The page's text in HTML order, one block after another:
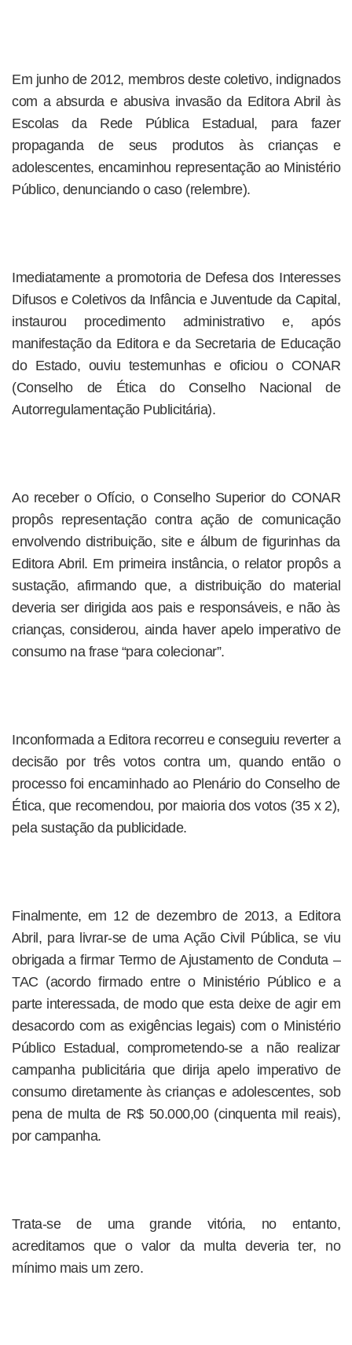
Em junho de 2012, membros deste coletivo, indignados
com a absurda e abusiva invasão da Editora Abril às
Escolas da Rede Pública Estadual, para fazer
propaganda de seus produtos às crianças e
adolescentes, encaminhou representação ao Ministério
Público, denunciando o caso (relembre).
Imediatamente a promotoria de Defesa dos Interesses
Difusos e Coletivos da Infância e Juventude da Capital,
instaurou procedimento administrativo e, após
manifestação da Editora e da Secretaria de Educação
do Estado, ouviu testemunhas e oficiou o CONAR
(Conselho de Ética do Conselho Nacional de
Autorregulamentação Publicitária).
Ao receber o Ofício, o Conselho Superior do CONAR
propôs representação contra ação de comunicação
envolvendo distribuição, site e álbum de figurinhas da
Editora Abril. Em primeira instância, o relator propôs a
sustação, afirmando que, a distribuição do material
deveria ser dirigida aos pais e responsáveis, e não às
crianças, considerou, ainda haver apelo imperativo de
consumo na frase “para colecionar”.
Inconformada a Editora recorreu e conseguiu reverter a
decisão por três votos contra um, quando então o
processo foi encaminhado ao Plenário do Conselho de
Ética, que recomendou, por maioria dos votos (35 x 2),
pela sustação da publicidade.
Finalmente, em 12 de dezembro de 2013, a Editora
Abril, para livrar-se de uma Ação Civil Pública, se viu
obrigada a firmar Termo de Ajustamento de Conduta –
TAC (acordo firmado entre o Ministério Público e a
parte interessada, de modo que esta deixe de agir em
desacordo com as exigências legais) com o Ministério
Público Estadual, comprometendo-se a não realizar
campanha publicitária que dirija apelo imperativo de
consumo diretamente às crianças e adolescentes, sob
pena de multa de R$ 50.000,00 (cinquenta mil reais),
por campanha.
Trata-se de uma grande vitória, no entanto,
acreditamos que o valor da multa deveria ter, no
mínimo mais um zero.